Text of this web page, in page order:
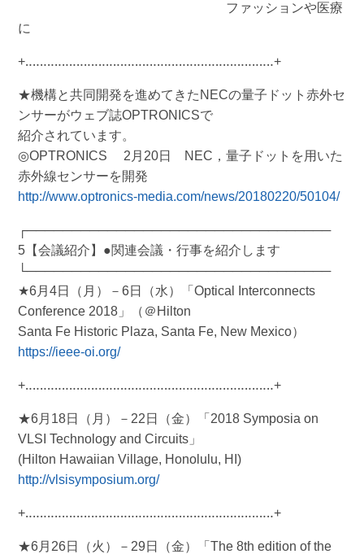
ファッションや医療
に
+‥‥‥‥‥‥‥‥‥‥‥‥‥‥‥‥‥‥‥‥‥‥‥‥‥‥‥‥‥‥‥‥‥‥+
★機構と共同開発を進めてきたNECの量子ドット赤外セ
ンサーがウェブ誌OPTRONICSで
紹介されています。
◎OPTRONICS 2月20日 NEC，量子ドットを用いた
赤外線センサーを開発
http://www.optronics-media.com/news/20180220/50104/
┌──────────────────────────────────
5【会議紹介】●関連会議・行事を紹介します
└──────────────────────────────────
★6月4日（月）－6日（水）「Optical Interconnects
Conference 2018」（＠Hilton
Santa Fe Historic Plaza, Santa Fe, New Mexico）
https://ieee-oi.org/
+‥‥‥‥‥‥‥‥‥‥‥‥‥‥‥‥‥‥‥‥‥‥‥‥‥‥‥‥‥‥‥‥‥‥+
★6月18日（月）－22日（金）「2018 Symposia on
VLSI Technology and Circuits」
(Hilton Hawaiian Village, Honolulu, HI)
http://vlsisymposium.org/
+‥‥‥‥‥‥‥‥‥‥‥‥‥‥‥‥‥‥‥‥‥‥‥‥‥‥‥‥‥‥‥‥‥‥+
★6月26日（火）－29日（金）「The 8th edition of the